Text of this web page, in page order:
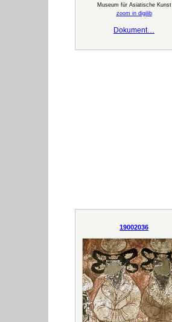
Museum für Asiatische Kunst
zoom in digilib
Dokument…
19002036